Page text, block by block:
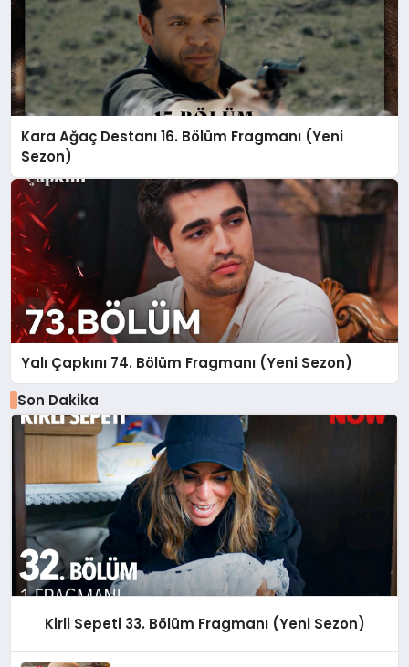
Kara Ağaç Destanı 16. Bölüm Fragmanı (Yeni
Sezon)
Yalı Çapkını 74. Bölüm Fragmanı (Yeni Sezon)
Son Dakika
Kirli Sepeti 33. Bölüm Fragmanı (Yeni Sezon)